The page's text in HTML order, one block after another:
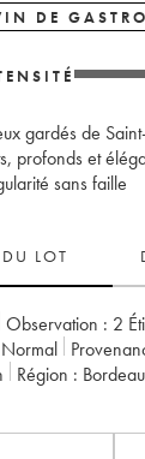
DE
gardés de
profonds et
sans faille
LOT
Observation : 2
Normal
Région :